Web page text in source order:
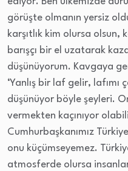
görüşte olmanın yersiz
karşıtlık kim olursa olsun,
barışçı bir el uzatarak
düşünüyorum. Kavgaya
‘Yanlış bir laf gelir, lafımı
düşünüyor böyle şeyleri.
vermekten kaçınıyor
Cumhurbaşkanımız
onu küçümseyemez.
atmosferde olursa